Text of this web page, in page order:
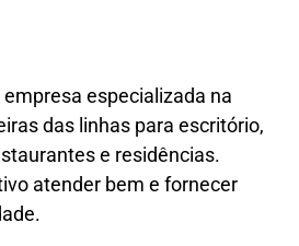
especializada na
das linhas para escritório,
e residências.
atender bem e fornecer